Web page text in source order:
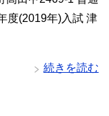
度(2019年)入試 津
続きを読む